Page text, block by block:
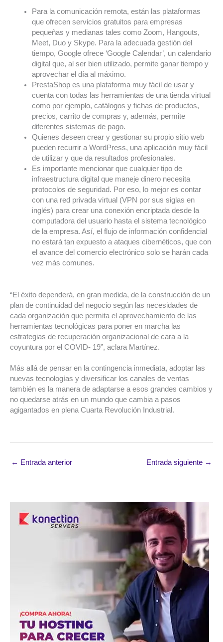
Para la comunicación remota, están las plataformas
que ofrecen servicios gratuitos para empresas
pequeñas y medianas tales como Zoom, Hangouts,
Meet, Duo y Skype. Para la adecuada gestión del
tiempo, Google ofrece ‘Google Calendar’, un calendario
digital que, al ser bien utilizado, permite ganar tiempo y
aprovechar el día al máximo.
PrestaShop es una plataforma muy fácil de usar y
cuenta con todas las herramientas de una tienda virtual
como por ejemplo, catálogos y fichas de productos,
precios, carrito de compras y, además, permite
diferentes sistemas de pago.
Quienes deseen crear y gestionar su propio sitio web
pueden recurrir a WordPress, una aplicación muy fácil
de utilizar y que da resultados profesionales.
Es importante mencionar que cualquier tipo de
infraestructura digital que maneje dinero necesita
protocolos de seguridad. Por eso, lo mejor es contar
con una red privada virtual (VPN por sus siglas en
inglés) para crear una conexión encriptada desde la
computadora del usuario hasta el sistema tecnológico
de la empresa. Así, el flujo de información confidencial
no estará tan expuesto a ataques cibernéticos, que con
el avance del comercio electrónico solo se harán cada
vez más comunes.
“El éxito dependerá, en gran medida, de la construcción de un
plan de continuidad del negocio según las necesidades de
cada organización que permita el aprovechamiento de las
herramientas tecnológicas para poner en marcha las
estrategias de recuperación organizacional de cara a la
coyuntura por el COVID- 19”, aclara Martínez.
Más allá de pensar en la contingencia inmediata, adoptar las
nuevas tecnologías y diversificar los canales de ventas
también es la manera de adaptarse a esos grandes cambios y
no quedarse atrás en un mundo que cambia a pasos
agigantados en plena Cuarta Revolución Industrial.
← Entrada anterior Entrada siguiente →